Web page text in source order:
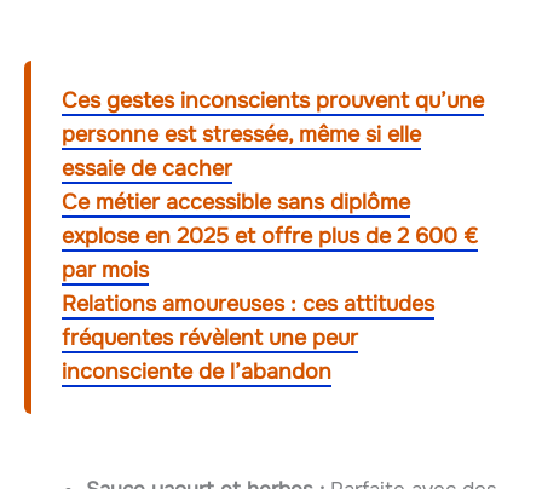
Ces gestes inconscients prouvent qu’une
personne est stressée, même si elle
essaie de cacher
Ce métier accessible sans diplôme
explose en 2025 et offre plus de 2 600 €
par mois
Relations amoureuses : ces attitudes
fréquentes révèlent une peur
inconsciente de l’abandon